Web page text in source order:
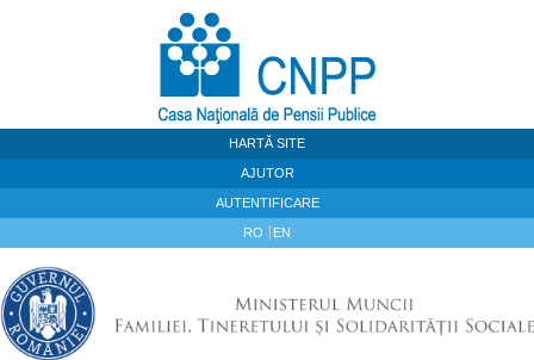
HARTĂ SITE
AJUTOR
AUTENTIFICARE
RO EN